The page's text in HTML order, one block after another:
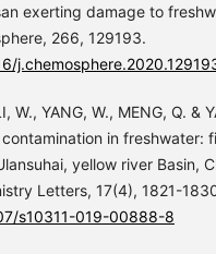
exerting damage to
266, 129193.
W., YANG, W., MENG, Q. &
in freshwater:
yellow river Basin,
Letters, 17(4), 1821-
s10311-019-00888-8